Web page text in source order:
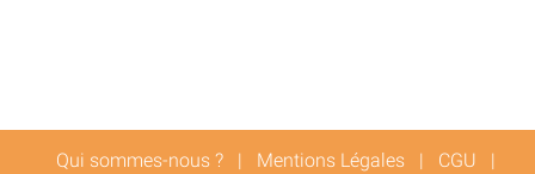
Qui sommes-nous ? | Mentions Légales | CGU |